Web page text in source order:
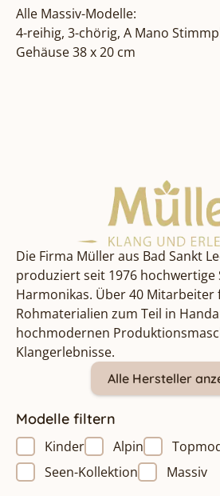
Alle Massiv-Modelle:
4-reihig, 3-chörig, A Mano
Gehäuse 38 x 20 cm
Die Firma Müller aus Bad Sankt
produziert seit 1976 hochwertige
Harmonikas. Über 40 Mitarbeiter
Rohmaterialien zum Teil in
hochmodernen
Klangerlebnisse.
Alle Hersteller
Modelle filtern
Kinder Alpin
Seen-Kollektion
Massiv